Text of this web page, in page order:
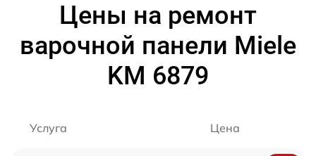
Цены на ремонт
варочной панели Miele
KM 6879
Услуга Цена